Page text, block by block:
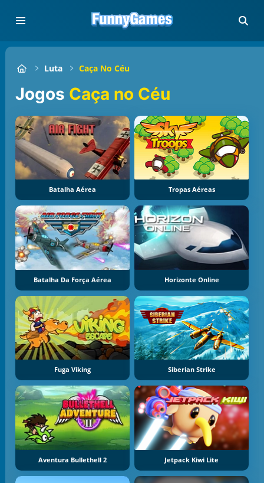
Luta Caça No Céu
Jogos Caça no Céu
Batalha Aérea Tropas Aéreas
Batalha Da Força Aérea Horizonte Online
Fuga Viking Siberian Strike
Aventura Bullethell 2 Jetpack Kiwi Lite